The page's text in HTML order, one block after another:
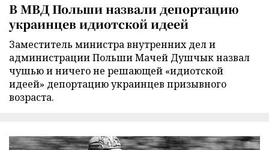
В МВД Польши назвали депортацию
украинцев идиотской идеей
Заместитель министра внутренних дел и
администрации Польши Мачей Душчык назвал
чушью и ничего не решающей «идиотской
идеей» депортацию украинцев призывного
возраста.